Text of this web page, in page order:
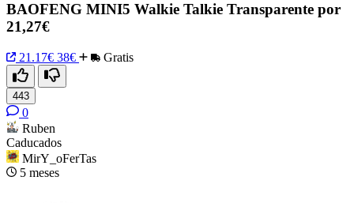
BAOFENG MINI5 Walkie Talkie Transparente por
21,27€
21.17€ 38€ Gratis
443
0
Ruben
Caducados
MirY_oFerTas
5 meses